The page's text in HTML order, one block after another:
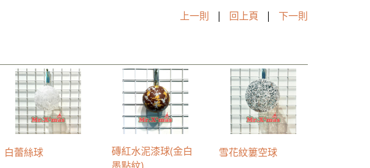
上一則 | 回上頁 | 下一則
白蕾絲球
磚紅水泥漆球(金白
雪花紋簍空球